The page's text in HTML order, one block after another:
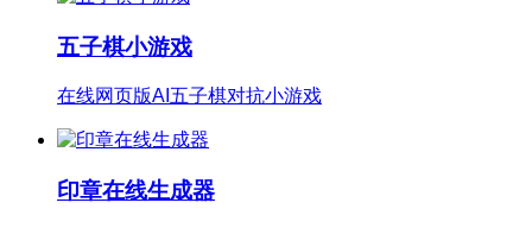
五子棋小游戏
在线网页版AI五子棋对抗小游戏
印章在线生成器